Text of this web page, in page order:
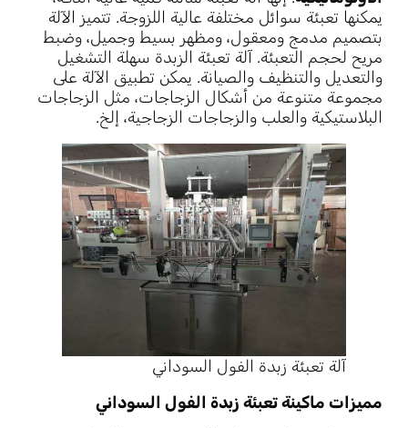
يمكنها تعبئة سوائل مختلفة عالية اللزوجة. تتميز الآلة
بتصميم مدمج ومعقول، ومظهر بسيط وجميل، وضبط
مريح لحجم التعبئة. آلة تعبئة الزبدة سهلة التشغيل
والتعديل والتنظيف والصيانة. يمكن تطبيق الآلة على
مجموعة متنوعة من أشكال الزجاجات، مثل الزجاجات
البلاستيكية والعلب والزجاجات الزجاجية، إلخ.
آلة تعبئة زبدة الفول السوداني
مميزات ماكينة تعبئة زبدة الفول السوداني